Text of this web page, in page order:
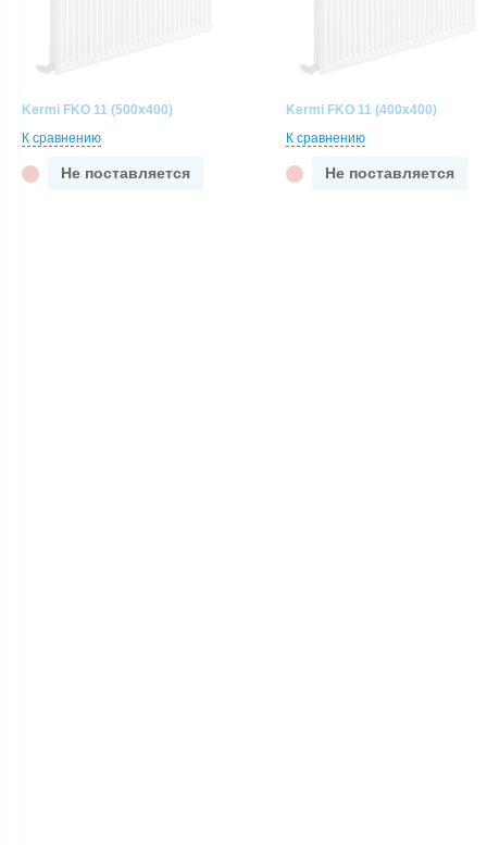
Kermi FKO 11 (500x400)
К сравнению
Не поставляется
Kermi FKO 11 (400x400)
К сравнению
Не поставляется